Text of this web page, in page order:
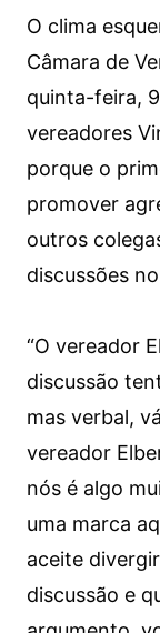
O clima
Câmara de
quinta-feira,
vereadores
porque o
promover
outros
discussões
“O vereador
discussão
mas verbal,
vereador
nós é algo
uma marca
aceite
discussão e